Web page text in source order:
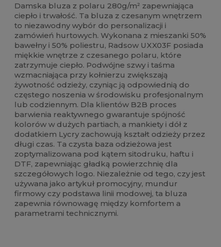
Damska bluza z polaru 280g/m² zapewniająca
ciepło i trwałość. Ta bluza z czesanym wnętrzem
to niezawodny wybór do personalizacji i
zamówień hurtowych. Wykonana z mieszanki 50%
bawełny i 50% poliestru, Radsow UXX03F posiada
miękkie wnętrze z czesanego polaru, które
zatrzymuje ciepło. Podwójne szwy i taśma
wzmacniająca przy kołnierzu zwiększają
żywotność odzieży, czyniąc ją odpowiednią do
częstego noszenia w środowisku profesjonalnym
lub codziennym. Dla klientów B2B proces
barwienia reaktywnego gwarantuje spójność
kolorów w dużych partiach, a mankiety i dół z
dodatkiem Lycry zachowują kształt odzieży przez
długi czas. Ta czysta baza odzieżowa jest
zoptymalizowana pod kątem sitodruku, haftu i
DTF, zapewniając gładką powierzchnię dla
szczegółowych logo. Niezależnie od tego, czy jest
używana jako artykuł promocyjny, mundur
firmowy czy podstawa linii modowej, ta bluza
zapewnia równowagę między komfortem a
parametrami technicznymi.